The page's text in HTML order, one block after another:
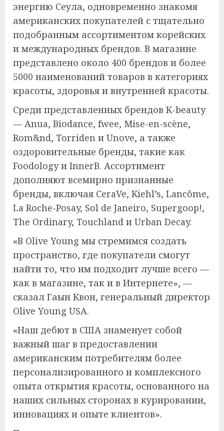
энергию Сеула, одновременно знакомя
американских покупателей с тщательно
подобранным ассортиментом корейских
и международных брендов. В магазине
представлено около 400 брендов и более
5000 наименований товаров в категориях
красоты, здоровья и внутренней красоты.
Среди представленных брендов K-beauty
— Anua, Biodance, fwee, Mise-en-scène,
Rom&nd, Torriden и Unove, а также
оздоровительные бренды, такие как
Foodology и InnerB. Ассортимент
дополняют всемирно признанные
бренды, включая CeraVe, Kiehl’s, Lancôme,
La Roche-Posay, Sol de Janeiro, Supergoop!,
The Ordinary, Touchland и Urban Decay.
«В Olive Young мы стремимся создать
пространство, где покупатели смогут
найти то, что им подходит лучше всего —
как в магазине, так и в Интернете», —
сказал Гаын Квон, генеральный директор
Olive Young USA.
«Наш дебют в США знаменует собой
важный шаг в предоставлении
американским потребителям более
персонализированного и комплексного
опыта открытия красоты, основанного на
наших сильных сторонах в курировании,
инновациях и опыте клиентов».